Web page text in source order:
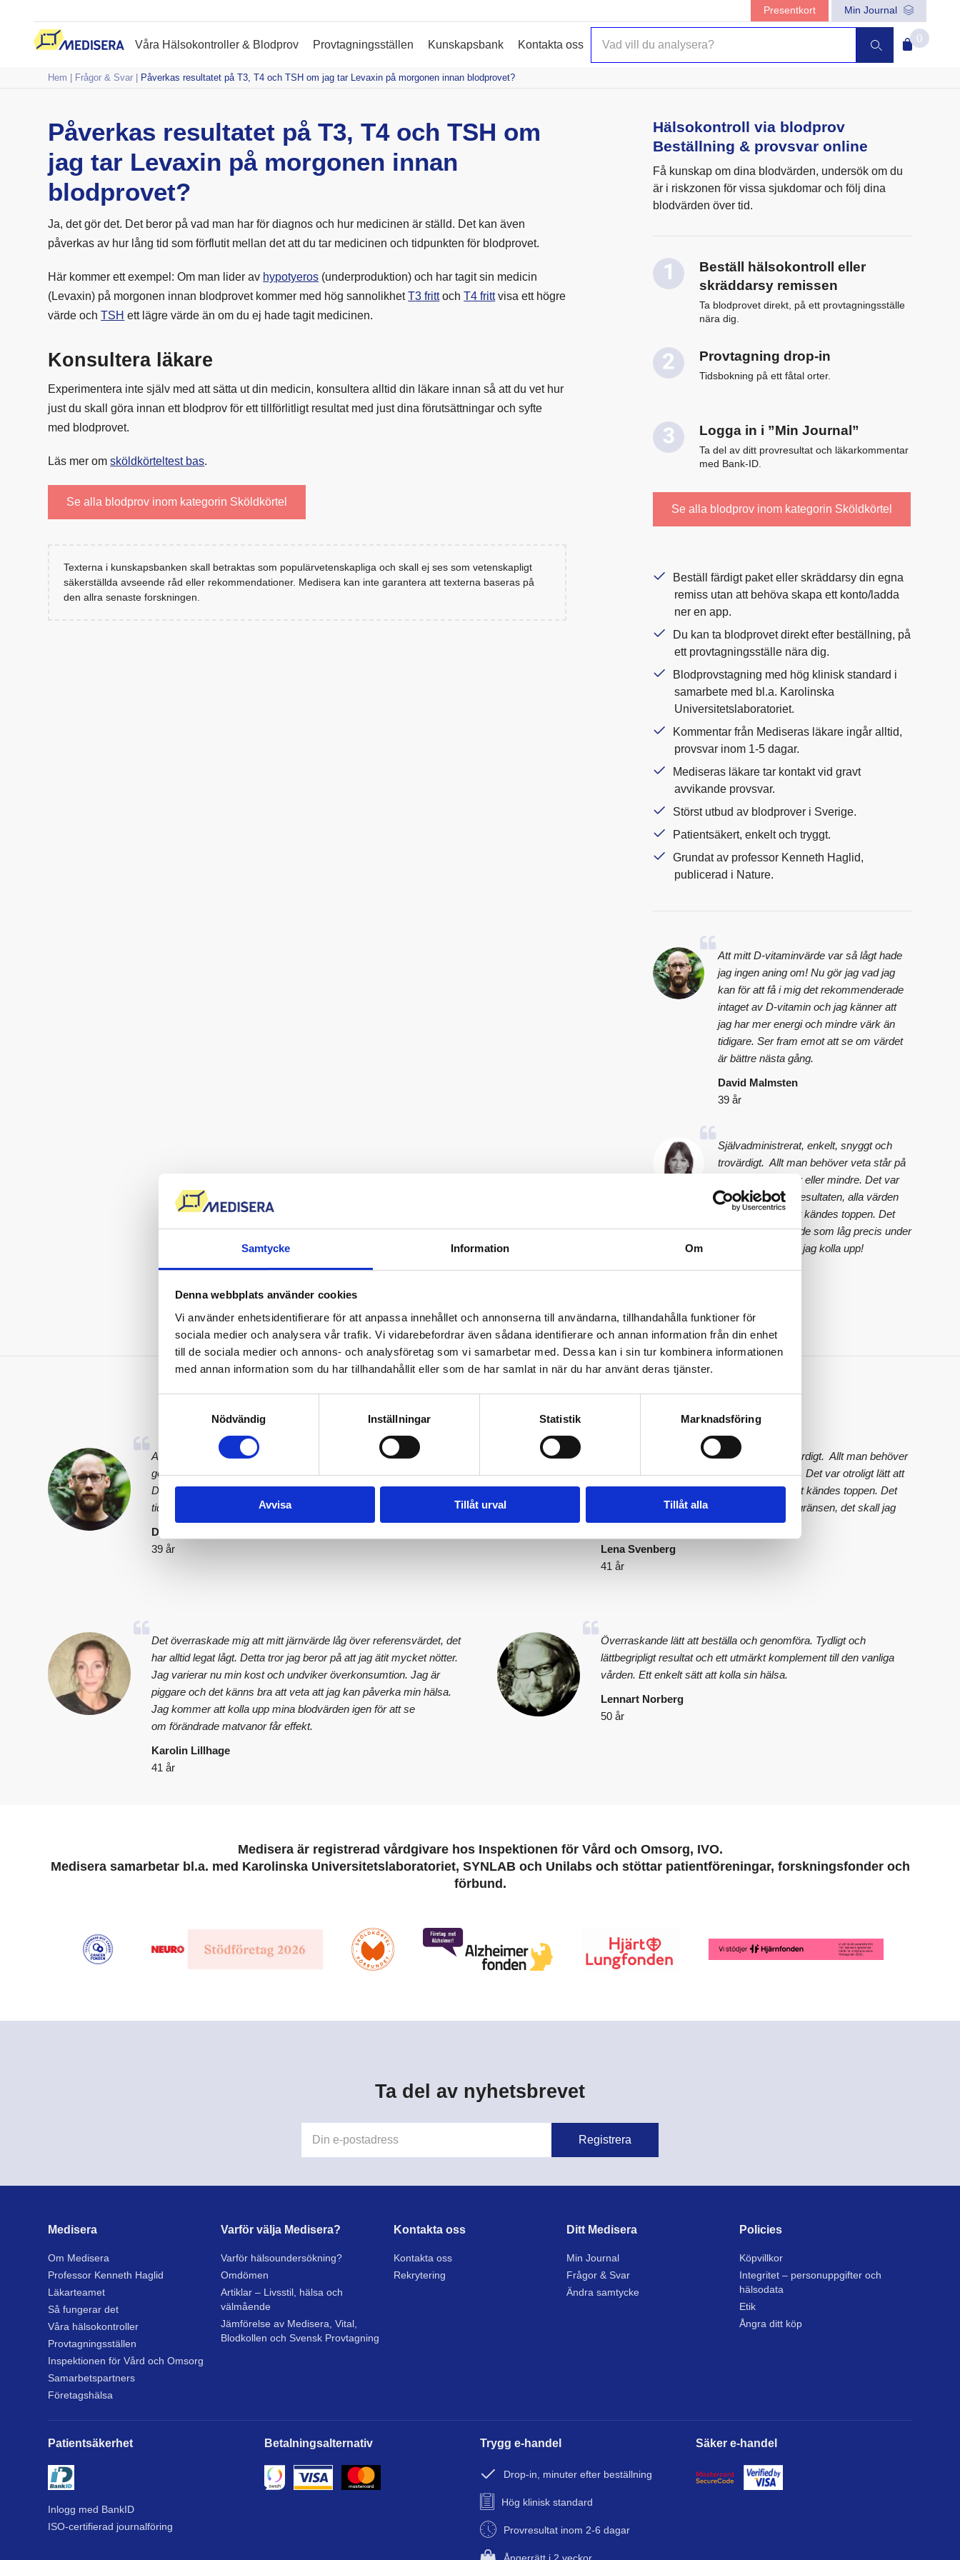
Samtycke Information Om
Denna webbplats använder cookies
Vi använder enhetsidentifierare för att anpassa innehållet och annonserna till användarna, tillhandahålla funktioner för
sociala medier och analysera vår trafik. Vi vidarebefordrar även sådana identifierare och annan information från din enhet
till de sociala medier och annons- och analysföretag som vi samarbetar med. Dessa kan i sin tur kombinera informationen
med annan information som du har tillhandahållit eller som de har samlat in när du har använt deras tjänster.
Nödvändig
Inställningar Statistik Marknadsföring
Avvisa Tillåt urval Tillåt alla
Presentkort Min Journal
Våra Hälsokontroller & Blodprov Provtagningsställen Kunskapsbank Kontakta oss 0
Hem Frågor & Svar Påverkas resultatet på T3, T4 och TSH om jag tar Levaxin på morgonen innan blodprovet?
Påverkas resultatet på T3, T4 och TSH om
jag tar Levaxin på morgonen innan
blodprovet?
Ja, det gör det. Det beror på vad man har för diagnos och hur medicinen är ställd. Det kan även
påverkas av hur lång tid som förflutit mellan det att du tar medicinen och tidpunkten för blodprovet.
Här kommer ett exempel: Om man lider av hypotyeros (underproduktion) och har tagit sin medicin
(Levaxin) på morgonen innan blodprovet kommer med hög sannolikhetT3 frittochT4 frittvisa ett högre
värde ochTSH ett lägre värde än om du ej hade tagit medicinen.
Konsultera läkare
Experimentera inte själv med att sätta ut din medicin, konsultera alltid din läkare innan så att du vet hur
just du skall göra innan ett blodprov för ett tillförlitligt resultat med just dina förutsättningar och syfte
med blodprovet.
Läs mer omsköldkörteltest bas.
Se alla blodprov inom kategorin Sköldkörtel
Texterna i kunskapsbanken skall betraktas som populärvetenskapliga och skall ej ses som vetenskapligt
säkerställda avseende råd eller rekommendationer. Medisera kan inte garantera att texterna baseras på
den allra senaste forskningen.
Hälsokontroll via blodprov
Beställning & provsvar online
Få kunskap om dina blodvärden, undersök om du
är i riskzonen för vissa sjukdomar och följ dina
blodvärden över tid.
Beställ hälsokontroll eller
skräddarsy remissen
Ta blodprovet direkt, på ett provtagningsställe
nära dig.
Provtagning drop-in
Tidsbokning på ett fåtal orter.
Logga in i ”Min Journal”
Ta del av ditt provresultat och läkarkommentar
med Bank-ID.
Se alla blodprov inom kategorin Sköldkörtel
Beställ färdigt paket eller skräddarsy din egna
remiss utan att behöva skapa ett konto/ladda
ner en app.
Du kan ta blodprovet direkt efter beställning, på
ett provtagningsställe nära dig.
Blodprovstagning med hög klinisk standard i
samarbete med bl.a. Karolinska
Universitetslaboratoriet.
Kommentar från Mediseras läkare ingår alltid,
provsvar inom 1-5 dagar.
Mediseras läkare tar kontakt vid gravt
avvikande provsvar.
Störst utbud av blodprover i Sverige.
Patientsäkert, enkelt och tryggt.
Grundat av professor Kenneth Haglid,
publicerad i Nature.
Att mitt D-vitaminvärde var så lågt hade
jag ingen aning om! Nu gör jag vad jag
kan för att få i mig det rekommenderade
intaget av D-vitamin och jag känner att
jag har mer energi och mindre värk än
tidigare. Ser fram emot att se om värdet
är bättre nästa gång.
David Malmsten
39 år
Självadministrerat, enkelt, snyggt och
trovärdigt. Allt man behöver veta står på
sidan, varken mer eller mindre. Det var
otroligt lätt att se resultaten, alla värden
såg bra ut och det kändes toppen. Det
var endast ett värde som låg precis under
gränsen, det skall jag kolla upp!
Lena Svenberg
Att mitt D-vitaminvärde var så lågt hade jag ingen aning om! Nu
gör jag vad jag kan för att få i mig det rekommenderade intaget av
D-vitamin och jag känner att jag har mer energi och mindre värk än
tidigare. Ser fram emot att se om värdet är bättre nästa gång.
David Malmsten
39 år
Självadministrerat, enkelt, snyggt och trovärdigt. Allt man behöver
veta står på sidan, varken mer eller mindre. Det var otroligt lätt att
se resultaten, alla värden såg bra ut och det kändes toppen. Det
var endast ett värde som låg precis under gränsen, det skall jag
kolla upp!
Lena Svenberg
41 år
Det överraskade mig att mitt järnvärde låg över referensvärdet, det
har alltid legat lågt. Detta tror jag beror på att jag ätit mycket nötter.
Jag varierar nu min kost och undviker överkonsumtion. Jag är
piggare och det känns bra att veta att jag kan påverka min hälsa.
Jag kommer att kolla upp mina blodvärden igen för att se
om förändrade matvanor får effekt.
Karolin Lillhage
41 år
Överraskande lätt att beställa och genomföra. Tydligt och
lättbegripligt resultat och ett utmärkt komplement till den vanliga
vården. Ett enkelt sätt att kolla sin hälsa.
Lennart Norberg
50 år
Medisera är registrerad vårdgivare hos Inspektionen för Vård och Omsorg, IVO.
Medisera samarbetar bl.a. med Karolinska Universitetslaboratoriet, SYNLAB och Unilabs och stöttar patientföreningar, forskningsfonder och
förbund.
Ta del av nyhetsbrevet
Medisera
Om Medisera
Professor Kenneth Haglid
Läkarteamet
Så fungerar det
Våra hälsokontroller
Provtagningsställen
Inspektionen för Vård och Omsorg
Samarbetspartners
Företagshälsa
Varför välja Medisera?
Varför hälsoundersökning?
Omdömen
Artiklar – Livsstil, hälsa och
välmående
Jämförelse av Medisera, Vital,
Blodkollen och Svensk Provtagning
Kontakta oss
Kontakta oss
Rekrytering
Ditt Medisera
Min Journal
Frågor & Svar
Ändra samtycke
Policies
Köpvillkor
Integritet – personuppgifter och
hälsodata
Etik
Ångra ditt köp
Patientsäkerhet
Inlogg med BankID
ISO-certifierad journalföring
Betalningsalternativ Trygg e-handel
Drop-in, minuter efter beställning
Hög klinisk standard
Provresultat inom 2-6 dagar
Säker e-handel